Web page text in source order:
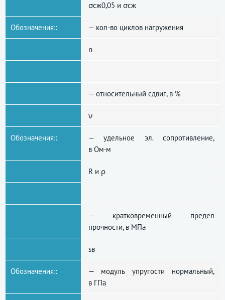
σсж0,05 и σсж
Обозначения:: — кол-во циклов нагружения
n
— относительный сдвиг, в %
ν
Обозначения::
— удельное эл. сопротивление,
в Ом·м
R и ρ
— кратковременный предел
прочности, в МПа
sв
Обозначения::
— модуль упругости нормальный,
в ГПа